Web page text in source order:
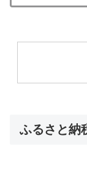
ふるさと納